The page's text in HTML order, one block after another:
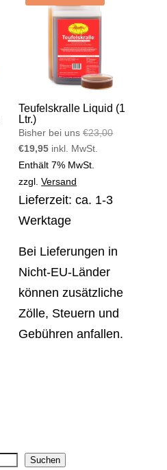
Teufelskralle Liquid (1
Ltr.)
Bisher bei uns €23,00
€19,95Aktueller
Preis
ist:
€19,95.
inkl. MwSt.
Enthält 7% MwSt.
zzgl.Versand
Lieferzeit: ca. 1-3
Werktage
Bei Lieferungen in
Nicht-EU-Länder
können zusätzliche
Zölle, Steuern und
Gebühren anfallen.
Suchen